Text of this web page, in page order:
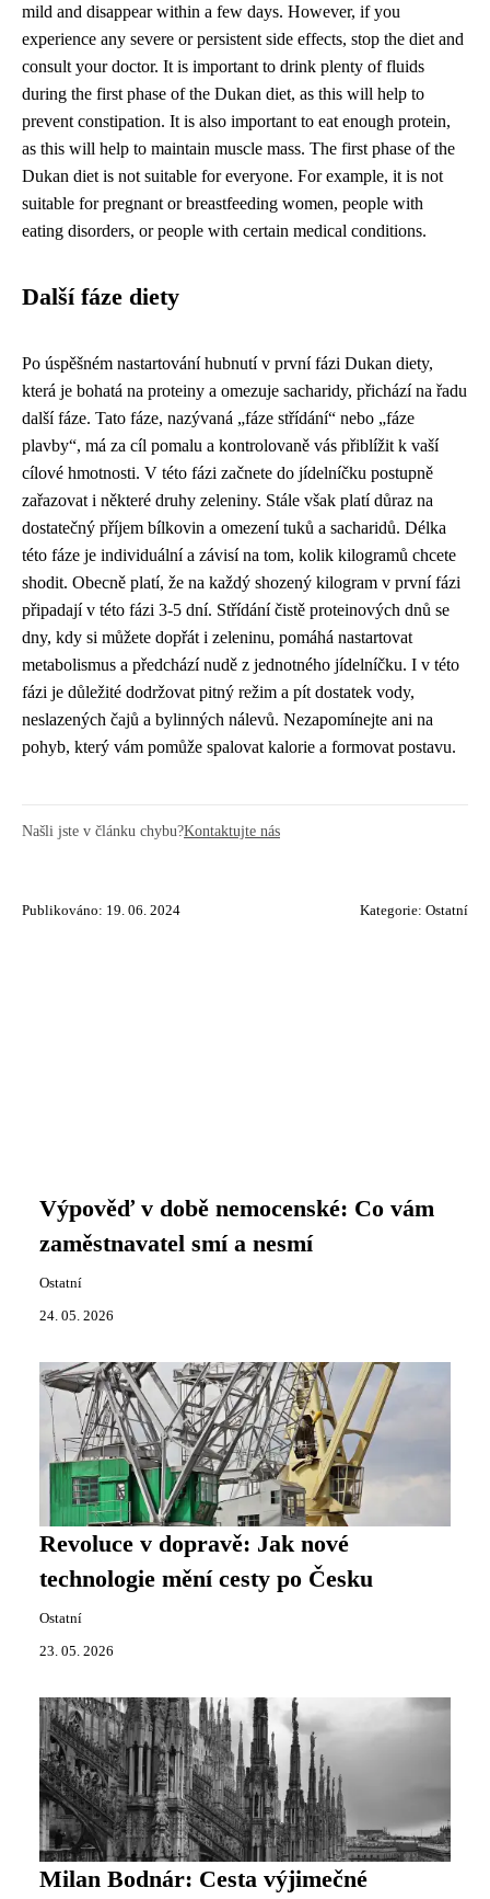
mild and disappear within a few days. However, if you
experience any severe or persistent side effects, stop the diet and
consult your doctor. It is important to drink plenty of fluids
during the first phase of the Dukan diet, as this will help to
prevent constipation. It is also important to eat enough protein,
as this will help to maintain muscle mass. The first phase of the
Dukan diet is not suitable for everyone. For example, it is not
suitable for pregnant or breastfeeding women, people with
eating disorders, or people with certain medical conditions.
Další fáze diety
Po úspěšném nastartování hubnutí v první fázi Dukan diety,
která je bohatá na proteiny a omezuje sacharidy, přichází na řadu
další fáze. Tato fáze, nazývaná „fáze střídání“ nebo „fáze
plavby“, má za cíl pomalu a kontrolovaně vás přiblížit k vaší
cílové hmotnosti. V této fázi začnete do jídelníčku postupně
zařazovat i některé druhy zeleniny. Stále však platí důraz na
dostatečný příjem bílkovin a omezení tuků a sacharidů. Délka
této fáze je individuální a závisí na tom, kolik kilogramů chcete
shodit. Obecně platí, že na každý shozený kilogram v první fázi
připadají v této fázi 3-5 dní. Střídání čistě proteinových dnů se
dny, kdy si můžete dopřát i zeleninu, pomáhá nastartovat
metabolismus a předchází nudě z jednotného jídelníčku. I v této
fázi je důležité dodržovat pitný režim a pít dostatek vody,
neslazených čajů a bylinných nálevů. Nezapomínejte ani na
pohyb, který vám pomůže spalovat kalorie a formovat postavu.
Našli jste v článku chybu?Kontaktujte nás
Publikováno: 19. 06. 2024 Kategorie: Ostatní
Výpověď v době nemocenské: Co vám
zaměstnavatel smí a nesmí
Ostatní
24. 05. 2026
Revoluce v dopravě: Jak nové
technologie mění cesty po Česku
Ostatní
23. 05. 2026
Milan Bodnár: Cesta výjimečné